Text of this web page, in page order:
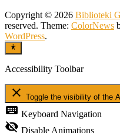
Copyright © 2026 Biblioteki
reserved. Theme: ColorNews
WordPress.
Accessibility Toolbar
close Toggle the visibility of the
keyboard Keyboard Navigation
visibility_off Disable Animations